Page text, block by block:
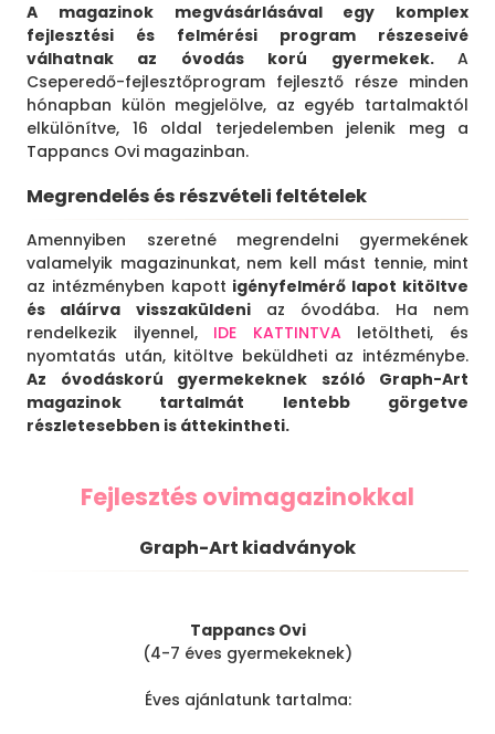
A magazinok megvásárlásával egy komplex
fejlesztési és felmérési program részeseivé
válhatnak az óvodás korú gyermekek. A
Cseperedő-fejlesztőprogram fejlesztő része minden
hónapban külön megjelölve, az egyéb tartalmaktól
elkülönítve, 16 oldal terjedelemben jelenik meg a
Tappancs Ovi magazinban.
Megrendelés és részvételi feltételek
Amennyiben szeretné megrendelni gyermekének
valamelyik magazinunkat, nem kell mást tennie, mint
az intézményben kapott igényfelmérő lapot kitöltve
és aláírva visszaküldeniaz óvodába. Ha nem
rendelkezik ilyennel, IDE KATTINTVAletöltheti, és
nyomtatás után, kitöltve beküldheti az intézménybe.
Az óvodáskorú gyermekeknek szóló Graph-Art
magazinok tartalmát lentebb görgetve
részletesebben is áttekintheti.
Fejlesztés ovimagazinokkal
Graph-Art kiadványok
Tappancs Ovi
(4-7 éves gyermekeknek)
Éves ajánlatunk tartalma: